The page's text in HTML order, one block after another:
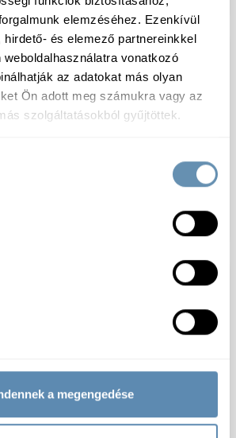
elemzéséhez. Ezenkívül
és elemező partnereinkkel
vonatkozó
az adatokat más olyan
Ön adott meg számukra vagy az
szolgáltatásokból gyűjtöttek.
a megengedése
Kukta morzsolt csemege